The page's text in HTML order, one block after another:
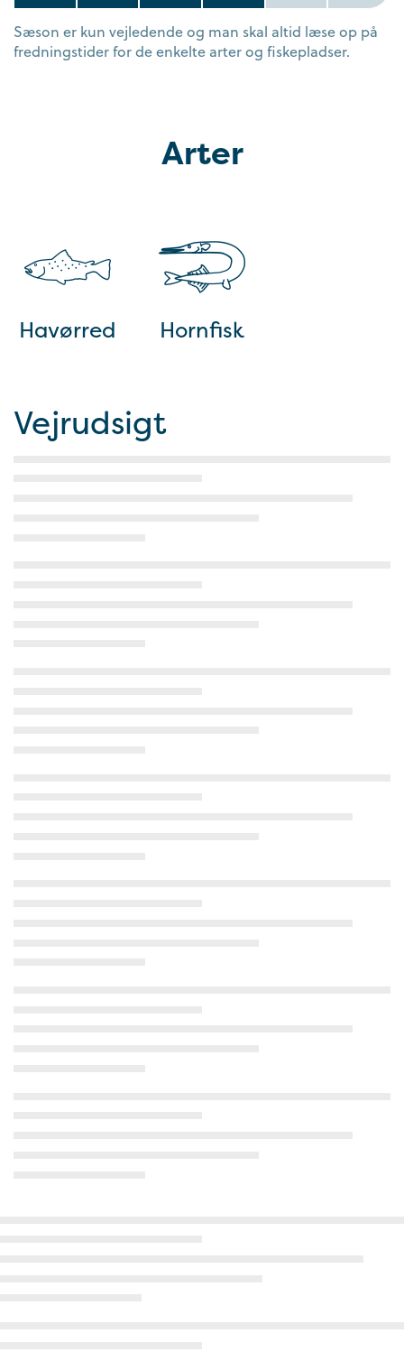
Sæson er kun vejledende og man skal altid læse op på
fredningstider for de enkelte arter og fiskepladser.
Arter
Havørred Hornfisk
Vejrudsigt